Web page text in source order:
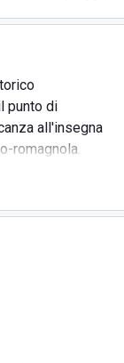
punto di
all'insegna
romagnola.
senza mai
familiare,